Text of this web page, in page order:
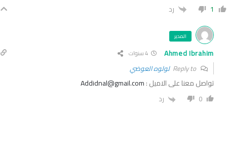
1 رد
المدير
Ahmed Ibrahim 4 سنوات
Reply to لولوه العوضي
تواصل معنا على الاميل :Addidnal@gmail.com
0 رد